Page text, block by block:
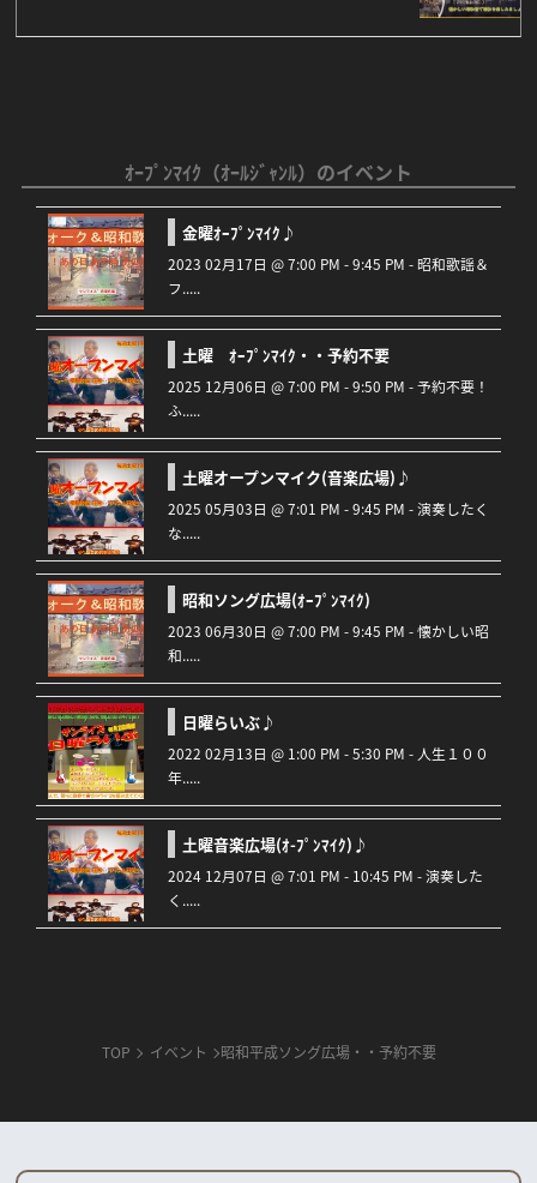
ｵｰﾌﾟﾝﾏｲｸ（ｵｰﾙｼﾞｬﾝﾙ）のイベント
金曜ｵｰﾌﾟﾝﾏｲｸ♪
2023 02月17日 @ 7:00 PM - 9:45 PM - 昭和歌謡＆
フ.....
土曜 ｵｰﾌﾟﾝﾏｲｸ・・予約不要
2025 12月06日 @ 7:00 PM - 9:50 PM - 予約不要！
ふ.....
土曜オープンマイク(音楽広場)♪
2025 05月03日 @ 7:01 PM - 9:45 PM - 演奏したく
な.....
昭和ソング広場(ｵｰﾌﾟﾝﾏｲｸ)
2023 06月30日 @ 7:00 PM - 9:45 PM - 懐かしい昭
和.....
日曜らいぶ♪
2022 02月13日 @ 1:00 PM - 5:30 PM - 人生１００
年.....
土曜音楽広場(ｵ-ﾌﾟﾝﾏｲｸ)♪
2024 12月07日 @ 7:01 PM - 10:45 PM - 演奏した
く.....
TOP イベント 昭和平成ソング広場・・予約不要